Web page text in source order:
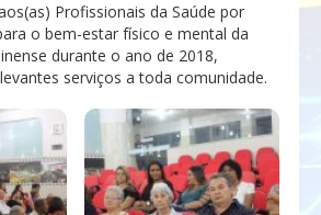
Profissionais da Saúde por
o bem-estar físico e mental da
durante o ano de 2018,
serviços a toda comunidade.